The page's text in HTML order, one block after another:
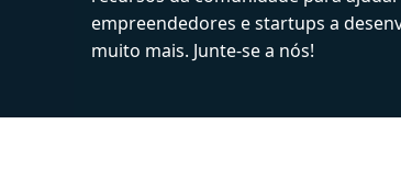
empreendedores e startups a
muito mais. Junte-se a nós!